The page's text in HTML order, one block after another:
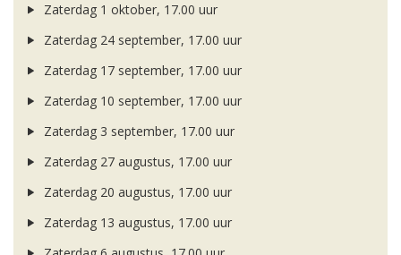
Zaterdag 1 oktober, 17.00 uur
Zaterdag 24 september, 17.00 uur
Zaterdag 17 september, 17.00 uur
Zaterdag 10 september, 17.00 uur
Zaterdag 3 september, 17.00 uur
Zaterdag 27 augustus, 17.00 uur
Zaterdag 20 augustus, 17.00 uur
Zaterdag 13 augustus, 17.00 uur